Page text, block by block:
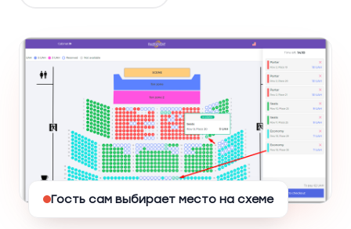
Гость сам выбирает место на схеме